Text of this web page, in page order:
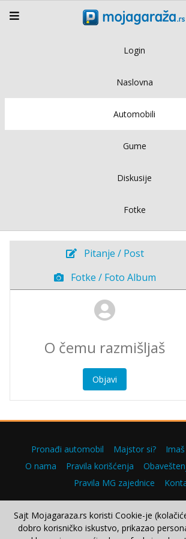
Login
Naslovna
Automobili
Gume
Diskusije
Fotke
Pitanje / Post
Fotke / Foto Album
Objavi
Pronađi automobil Majstor si?
O nama
Pravila korišćenja
Pravila MG zajednice
Copyright © 2000–2026.
Sajt Mojagaraza.rs koristi Cookie-je
dobro korisničko iskustvo, prikazao